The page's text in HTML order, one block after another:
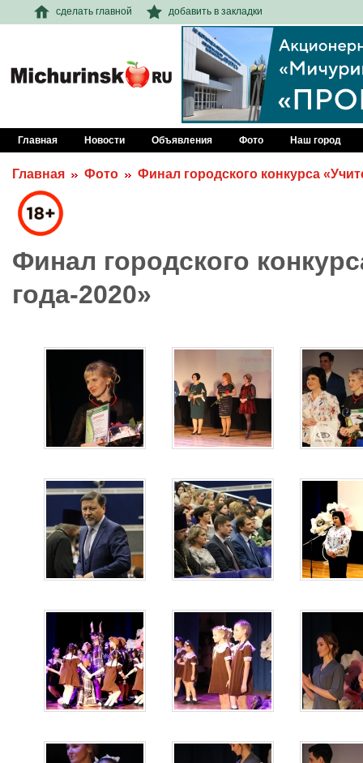
сделать главной добавить в закладки
Главная Новости Объявления Фото Наш город
Главная Фото Финал городского конкурса
Финал городского
года-2020»